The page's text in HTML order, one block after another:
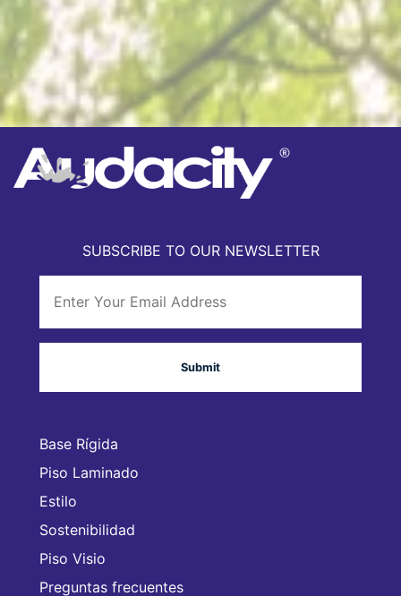
Base Rígida
Piso Laminado
Estilo
Sostenibilidad
Piso Visio
Preguntas frecuentes
SUBSCRIBE TO OUR NEWSLETTER